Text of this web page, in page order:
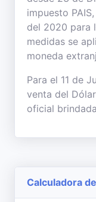
impuesto
del 2020 para
medidas se
moneda
Para el 11 de
venta del
oficial
Calculadora